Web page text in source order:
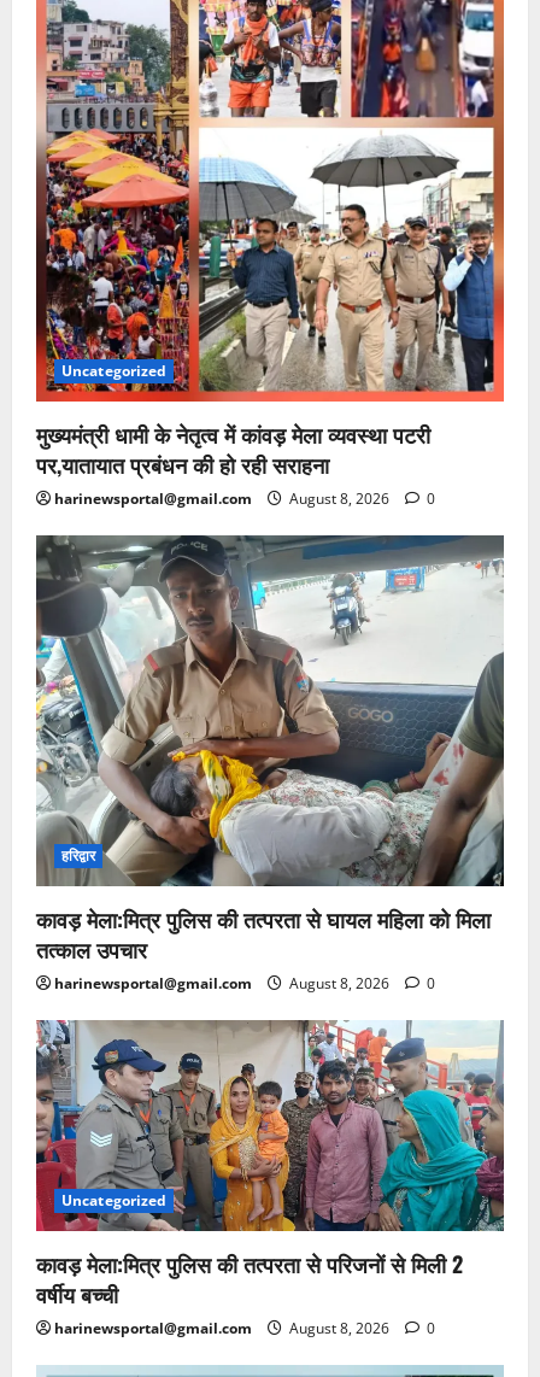
Uncategorized
मुख्यमंत्री धामी के नेतृत्व में कांवड़ मेला व्यवस्था पटरी
पर,यातायात प्रबंधन की हो रही सराहना
harinewsportal@gmail.com August 8, 2026 0
हरिद्वार
कावड़ मेला:मित्र पुलिस की तत्परता से घायल महिला को मिला
तत्काल उपचार
harinewsportal@gmail.com August 8, 2026 0
Uncategorized
कावड़ मेला:मित्र पुलिस की तत्परता से परिजनों से मिली 2
वर्षीय बच्ची
harinewsportal@gmail.com August 8, 2026 0